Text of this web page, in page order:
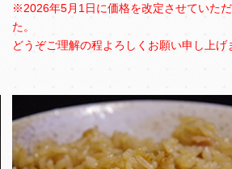
※2026年5月1日に価格を改定させていた
た。
どうぞご理解の程よろしくお願い申し上げ